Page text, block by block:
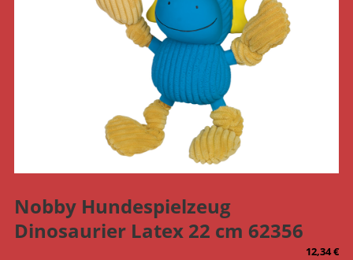
Nobby Hundespielzeug
Dinosaurier Latex 22 cm 62356
12,34€